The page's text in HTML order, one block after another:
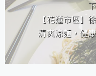
【花蓮市區】
清爽涼麵，健